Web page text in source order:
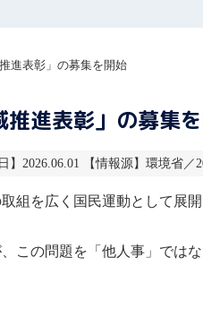
進表彰」の募集を開始
進表彰」の募集
】2026.06.01 【情報源】環境省／
組を広く国民運動として展
この問題を「他人事」では